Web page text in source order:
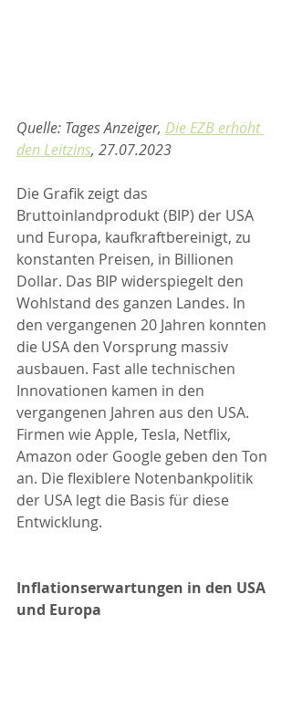
Quelle: Tages Anzeiger, Die EZB erhöht
den Leitzins, 27.07.2023
Die Grafik zeigt das
Bruttoinlandprodukt (BIP) der USA
und Europa, kaufkraftbereinigt, zu
konstanten Preisen, in Billionen
Dollar. Das BIP widerspiegelt den
Wohlstand des ganzen Landes. In
den vergangenen 20 Jahren konnten
die USA den Vorsprung massiv
ausbauen. Fast alle technischen
Innovationen kamen in den
vergangenen Jahren aus den USA.
Firmen wie Apple, Tesla, Netflix,
Amazon oder Google geben den Ton
an. Die flexiblere Notenbankpolitik
der USA legt die Basis für diese
Entwicklung.
Inflationserwartungen in den USA
und Europa